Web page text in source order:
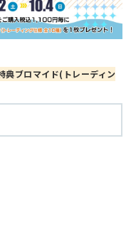
典ブロマイド(トレーディン